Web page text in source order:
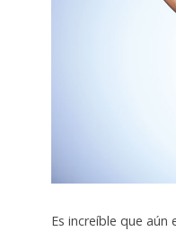
Es increíble que aún